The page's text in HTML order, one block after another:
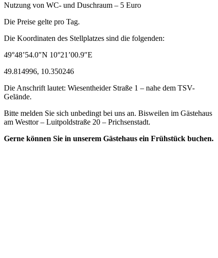
Nutzung von WC- und Duschraum – 5 Euro
Die Preise gelte pro Tag.
Die Koordinaten des Stellplatzes sind die folgenden:
49°48’54.0″N 10°21’00.9″E
49.814996, 10.350246
Die Anschrift lautet: Wiesentheider Straße 1 – nahe dem TSV-
Gelände.
Bitte melden Sie sich unbedingt bei uns an. Bisweilen im Gästehaus
am Westtor – Luitpoldstraße 20 – Prichsenstadt.
Gerne können Sie in unserem Gästehaus ein Frühstück buchen.